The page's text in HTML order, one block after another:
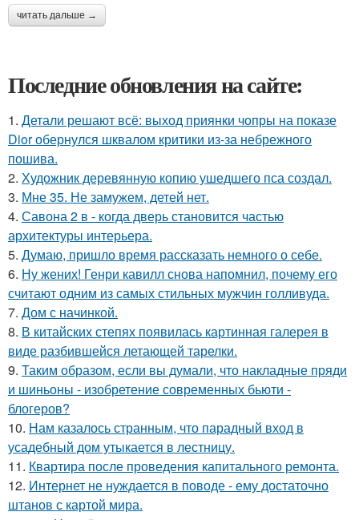
читать дальше →
Последние обновления на сайте:
1. Детали решают всё: выход приянки чопры на показе
Dior обернулся шквалом критики из-за небрежного
пошива.
2. Художник деревянную копию ушедшего пса создал.
3. Мне 35. Не замужем, детей нет.
4. Савона 2 в - когда дверь становится частью
архитектуры интерьера.
5. Думаю, пришло время рассказать немного о себе.
6. Ну жених! Генри кавилл снова напомнил, почему его
считают одним из самых стильных мужчин голливуда.
7. Дом с начинкой.
8. В китайских степях появилась картинная галерея в
виде разбившейся летающей тарелки.
9. Таким образом, если вы думали, что накладные пряди
и шиньоны - изобретение современных бьюти -
блогеров?
10. Нам казалось странным, что парадный вход в
усадебный дом утыкается в лестницу.
11. Квартира после проведения капитального ремонта.
12. Интернет не нуждается в поводе - ему достаточно
штанов с картой мира.